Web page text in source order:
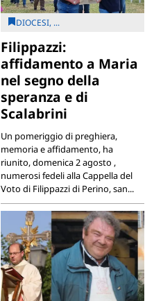
DIOCESI, ...
Filippazzi:
affidamento a Maria
nel segno della
speranza e di
Scalabrini
Un pomeriggio di preghiera,
memoria e affidamento, ha
riunito, domenica 2 agosto ,
numerosi fedeli alla Cappella del
Voto di Filippazzi di Perino, san...